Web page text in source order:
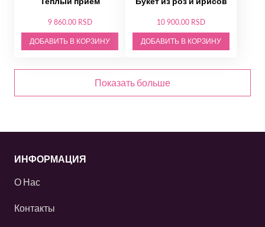
9 860.00 RSD
ДОБАВИТЬ В КОРЗИНУ
10 900.00 RSD
ДОБАВИТЬ В КОРЗИНУ
Показать больше
ИНФОРМАЦИЯ
О Нас
Контакты